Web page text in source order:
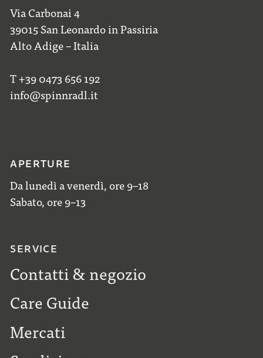
Via Carbonai 4
39015 San Leonardo in Passiria
Alto Adige – Italia
T +39 0473 656 192
info@spinnradl.it
APERTURE
Da lunedì a venerdì, ore 9–18
Sabato, ore 9–13
SERVICE
Contatti & negozio
Care Guide
Mercati